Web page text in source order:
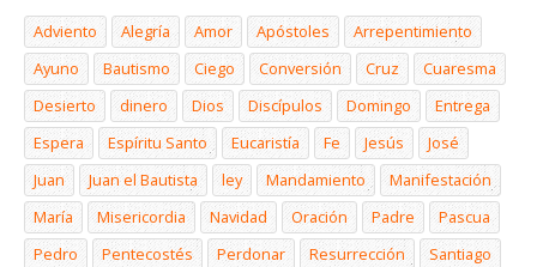
Adviento Alegría Amor Apóstoles
Arrepentimiento
Ayuno
Bautismo Ciego Conversión Cruz
Cuaresma
Desierto
dinero Dios Discípulos Domingo
Entrega
Espera
Espíritu Santo Eucaristía Fe Jesús
José
Juan
Juan el Bautista ley Mandamiento
Manifestación
María
Misericordia Navidad Oración Padre
Pascua
Pedro
Pentecostés Perdonar Resurrección
Santiago